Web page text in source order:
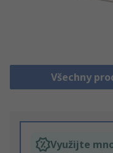
Všechny
Využijte